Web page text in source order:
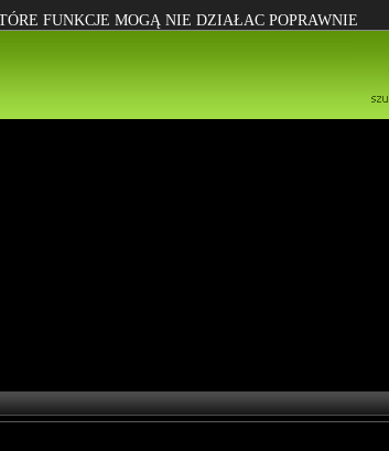
FUNKCJE MOGĄ NIE DZIAŁAC POPRAWNIE